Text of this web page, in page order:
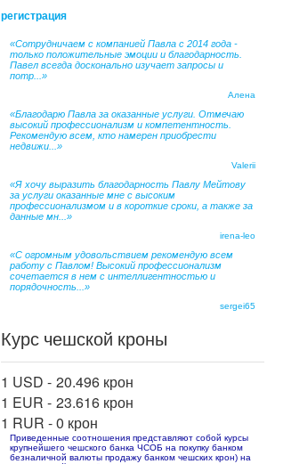
регистрация
«Сотрудничаем с компанией Павла с 2014 года -
только положительные эмоции и благодарность.
Павел всегда досконально изучает запросы и
потр...»
Алена
«Благодарю Павла за оказанные услуги. Отмечаю
высокий профессионализм и компетентность.
Рекомендую всем, кто намерен приобрести
недвижи...»
Valerii
«Я хочу выразить благодарность Павлу Мейтову
за услуги оказанные мне с высоким
профессионализмом и в короткие сроки, а также за
данные мн...»
irena-leo
«С огромным удовольствием рекомендую всем
работу с Павлом! Высокий профессионализм
сочетается в нем с интеллигентностью и
порядочность...»
sergei65
Курс чешской кроны
1 USD - 20.496 крон
1 EUR - 23.616 крон
1 RUR -0 крон
Приведенные соотношения представляют собой курсы
крупнейшего чешского банка ЧСОБ на покупку банком
безналичной валюты продажу банком чешских крон) на